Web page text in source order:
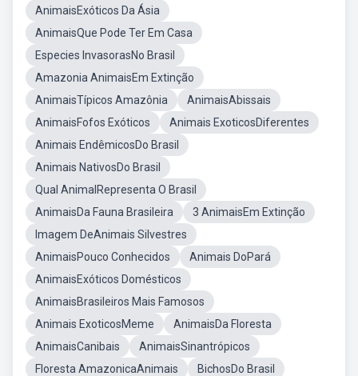
AnimaisExóticos Da Ásia
AnimaisQue Pode Ter Em Casa
Especies InvasorasNo Brasil
Amazonia AnimaisEm Extinção
AnimaisTípicos Amazônia
AnimaisAbissais
AnimaisFofos Exóticos
Animais ExoticosDiferentes
Animais EndêmicosDo Brasil
Animais NativosDo Brasil
Qual AnimalRepresenta O Brasil
AnimaisDa Fauna Brasileira
3 AnimaisEm Extinção
Imagem DeAnimais Silvestres
AnimaisPouco Conhecidos
Animais DoPará
AnimaisExóticos Domésticos
AnimaisBrasileiros Mais Famosos
Animais ExoticosMeme
AnimaisDa Floresta
AnimaisCanibais
AnimaisSinantrópicos
Floresta AmazonicaAnimais
BichosDo Brasil